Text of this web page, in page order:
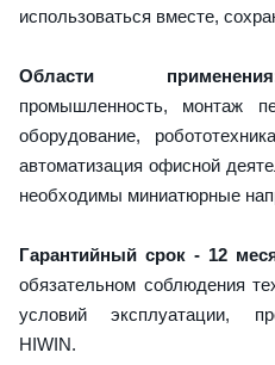
использоваться вместе,
Области
промышленность, монтаж
оборудование,
автоматизация офисной
необходимы миниатюрные
Гарантийный срок - 12
обязательном соблюдения
условий эксплуатации,
HIWIN.